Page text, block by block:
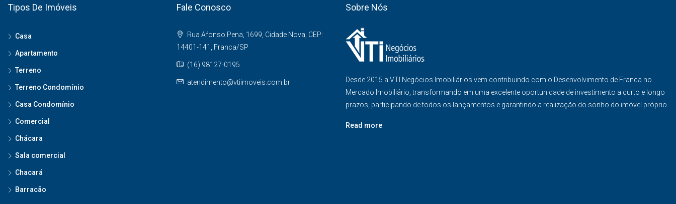
Tipos De Imóveis
Casa
Apartamento
Terreno
Terreno Condomínio
Casa Condomínio
Comercial
Chácara
Sala comercial
Chacará
Barracão
Fale Conosco
Rua Afonso Pena, 1699, Cidade Nova, CEP:
14401-141, Franca/SP
(16) 98127-0195
atendimento@vtiimoveis.com.br
Sobre Nós
Desde 2015 a VTI Negócios Imobiliários vem contribuindo com o Desenvolvimento de Franca no
Mercado Imobiliário, transformando em uma excelente oportunidade de investimento a curto e longo
prazos, participando de todos os lançamentos e garantindo a realização do sonho do imóvel próprio.
Read more